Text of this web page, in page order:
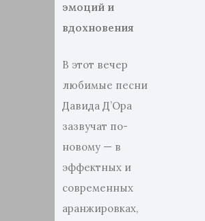
эмоций и
вдохновения
В этот вечер
любимые песни
Давида Д’Ора
зазвучат по-
новому — в
эффектных и
современных
аранжировках,